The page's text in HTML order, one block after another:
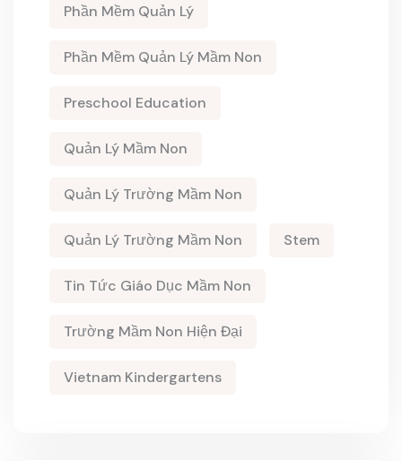
Phần Mềm Quản Lý
Phần Mềm Quản Lý Mầm Non
Preschool Education
Quản Lý Mầm Non
Quản Lý Trường Mầm Non
Quản Lý Trường Mầm Non Stem
Tin Tức Giáo Dục Mầm Non
Trường Mầm Non Hiện Đại
Vietnam Kindergartens